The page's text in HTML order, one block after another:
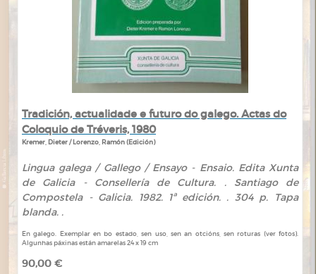
Tradición, actualidade e futuro do galego. Actas do
Coloquio de Tréveris, 1980
Kremer, Dieter / Lorenzo, Ramón (Edición)
Lingua galega / Gallego / Ensayo - Ensaio. Edita Xunta
de Galicia - Consellería de Cultura. . Santiago de
Compostela - Galicia. 1982. 1ª edición. . 304 p. Tapa
blanda. .
En galego. Exemplar en bo estado, sen uso, sen an otcións, sen roturas (ver fotos).
Algunhas páxinas están amarelas 24 x 19 cm
90,00 €